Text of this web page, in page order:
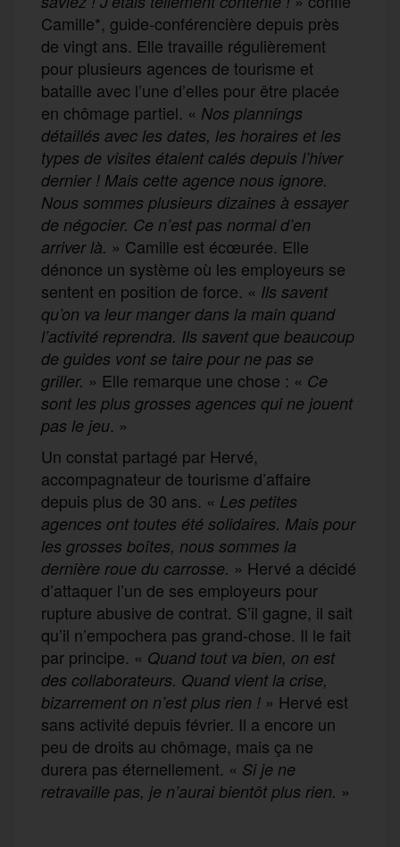
Camille*, guide-conférencière depuis près
de vingt ans. Elle travaille régulièrement
pour plusieurs agences de tourisme et
bataille avec l’une d’elles pour être placée
en chômage partiel. « Nos plannings
détaillés avec les dates, les horaires et les
types de visites étaient calés depuis l’hiver
dernier ! Mais cette agence nous ignore.
Nous sommes plusieurs dizaines à essayer
de négocier. Ce n’est pas normal d’en
arriver là. » Camille est écœurée. Elle
dénonce un système où les employeurs se
sentent en position de force. « Ils savent
qu’on va leur manger dans la main quand
l’activité reprendra. Ils savent que beaucoup
de guides vont se taire pour ne pas se
griller. » Elle remarque une chose : « Ce
sont les plus grosses agences qui ne jouent
pas le jeu. »
Un constat partagé par Hervé,
accompagnateur de tourisme d’affaire
depuis plus de 30 ans. « Les petites
agences ont toutes été solidaires. Mais pour
les grosses boîtes, nous sommes la
dernière roue du carrosse. » Hervé a décidé
d’attaquer l’un de ses employeurs pour
rupture abusive de contrat. S’il gagne, il sait
qu’il n’empochera pas grand-chose. Il le fait
par principe. « Quand tout va bien, on est
des collaborateurs. Quand vient la crise,
bizarrement on n’est plus rien ! » Hervé est
sans activité depuis février. Il a encore un
peu de droits au chômage, mais ça ne
durera pas éternellement. « Si je ne
retravaille pas, je n’aurai bientôt plus rien. »